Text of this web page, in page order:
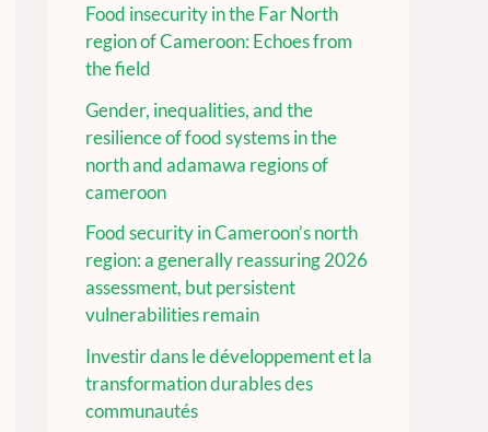
Food insecurity in the Far North
region of Cameroon: Echoes from
the field
Gender, inequalities, and the
resilience of food systems in the
north and adamawa regions of
cameroon
Food security in Cameroon’s north
region: a generally reassuring 2026
assessment, but persistent
vulnerabilities remain
Investir dans le développement et la
transformation durables des
communautés